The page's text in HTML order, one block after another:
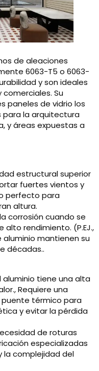
de aleaciones
6063-T5 o 6063-
y son ideales
Su
paneles de vidrio los
la arquitectura
y áreas expuestas a
estructural superior
fuertes vientos y
perfecto para
altura.
corrosión cuando se
rendimiento. (P.EJ.,
aluminio mantienen su
décadas..
aluminio tiene una alta
Requiere una
térmico para
y evitar la pérdida
de roturas
especializadas
la complejidad del